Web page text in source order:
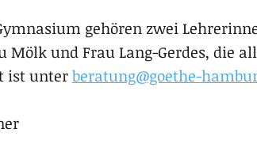
gehö­ren zwei
Mölk und Frau Lang-Gerdes, die
ist unterberatung@goethe-